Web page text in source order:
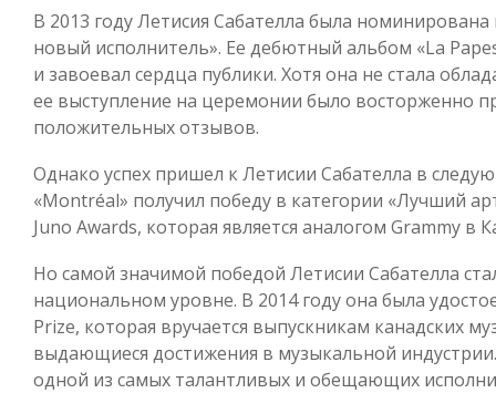
В 2013 году Летисия Сабателла была
новый исполнитель». Ее дебютный альбом «La
и завоевал сердца публики. Хотя она не стала
ее выступление на церемонии было восторженно
положительных отзывов.
Однако успех пришел к Летисии Сабателла в
«Montréal» получил победу в категории «Лучший
Juno Awards, которая является аналогом Grammy в
Но самой значимой победой Летисии Сабателла
национальном уровне. В 2014 году она была
Prize, которая вручается выпускникам канадских
выдающиеся достижения в музыкальной
одной из самых талантливых и обещающих